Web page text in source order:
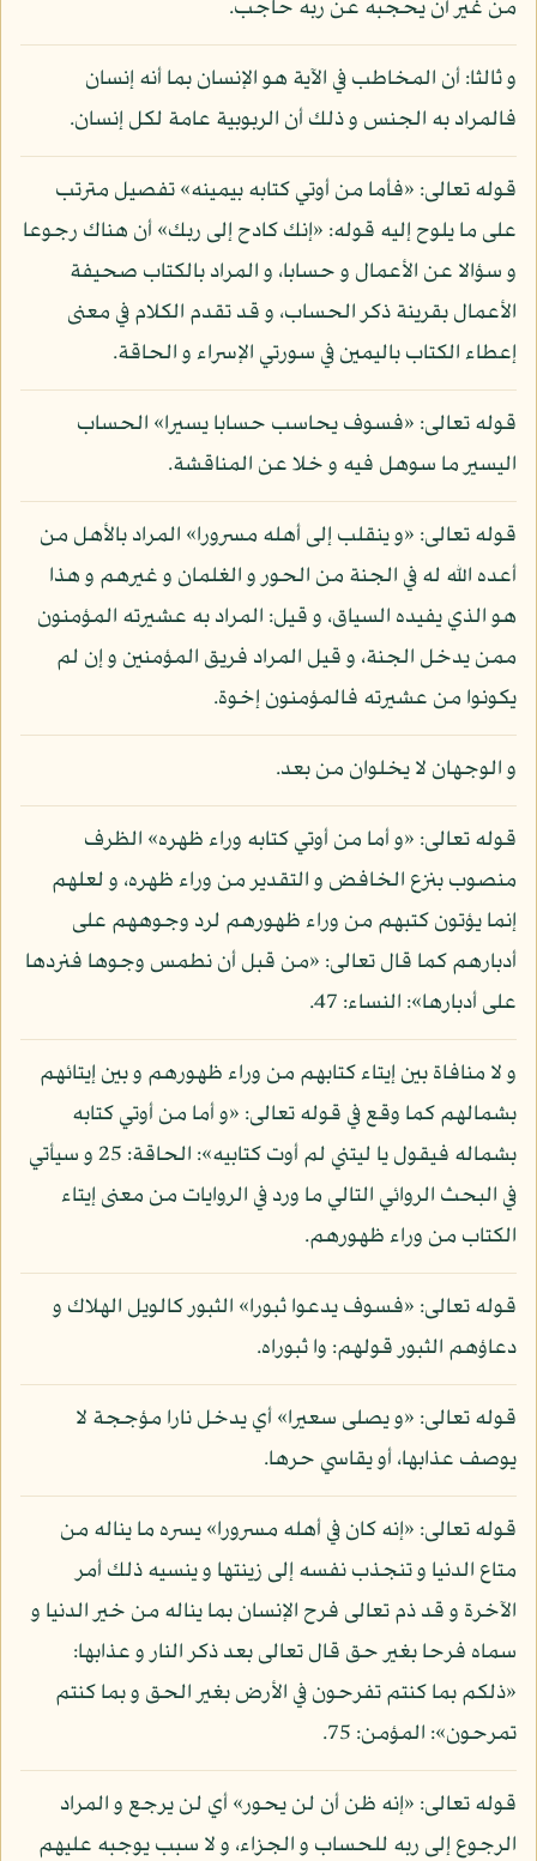
من غير أن يحجبه عن ربه حاجب.
و ثالثا: أن المخاطب في الآية هو الإنسان بما أنه إنسان
فالمراد به الجنس و ذلك أن الربوبية عامة لكل إنسان.
قوله تعالى: «فأما من أوتي كتابه بيمينه» تفصيل مترتب
على ما يلوح إليه قوله: «إنك كادح إلى ربك» أن هناك رجوعا
و سؤالا عن الأعمال و حسابا، و المراد بالكتاب صحيفة
الأعمال بقرينة ذكر الحساب، و قد تقدم الكلام في معنى
إعطاء الكتاب باليمين في سورتي الإسراء و الحاقة.
قوله تعالى: «فسوف يحاسب حسابا يسيرا» الحساب
اليسير ما سوهل فيه و خلا عن المناقشة.
قوله تعالى: «و ينقلب إلى أهله مسرورا» المراد بالأهل من
أعده الله له في الجنة من الحور و الغلمان و غيرهم و هذا
هو الذي يفيده السياق، و قيل: المراد به عشيرته المؤمنون
ممن يدخل الجنة، و قيل المراد فريق المؤمنين و إن لم
يكونوا من عشيرته فالمؤمنون إخوة.
و الوجهان لا يخلوان من بعد.
قوله تعالى: «و أما من أوتي كتابه وراء ظهره» الظرف
منصوب بنزع الخافض و التقدير من وراء ظهره، و لعلهم
إنما يؤتون كتبهم من وراء ظهورهم لرد وجوههم على
أدبارهم كما قال تعالى: «من قبل أن نطمس وجوها فنردها
على أدبارها»: النساء: 47.
و لا منافاة بين إيتاء كتابهم من وراء ظهورهم و بين إيتائهم
بشمالهم كما وقع في قوله تعالى: «و أما من أوتي كتابه
بشماله فيقول يا ليتني لم أوت كتابيه»: الحاقة: 25 و سيأتي
في البحث الروائي التالي ما ورد في الروايات من معنى إيتاء
الكتاب من وراء ظهورهم.
قوله تعالى: «فسوف يدعوا ثبورا» الثبور كالويل الهلاك و
دعاؤهم الثبور قولهم: وا ثبوراه.
قوله تعالى: «و يصلى سعيرا» أي يدخل نارا مؤججة لا
يوصف عذابها، أو يقاسي حرها.
قوله تعالى: «إنه كان في أهله مسرورا» يسره ما يناله من
متاع الدنيا و تنجذب نفسه إلى زينتها و ينسيه ذلك أمر
الآخرة و قد ذم تعالى فرح الإنسان بما يناله من خير الدنيا و
سماه فرحا بغير حق قال تعالى بعد ذكر النار و عذابها:
«ذلكم بما كنتم تفرحون في الأرض بغير الحق و بما كنتم
تمرحون»: المؤمن: 75.
قوله تعالى: «إنه ظن أن لن يحور» أي لن يرجع و المراد
الرجوع إلى ربه للحساب و الجزاء، و لا سبب يوجبه عليهم